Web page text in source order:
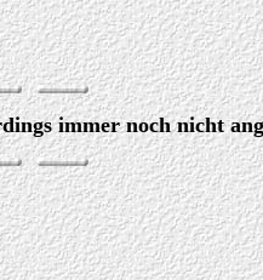
immer noch nicht